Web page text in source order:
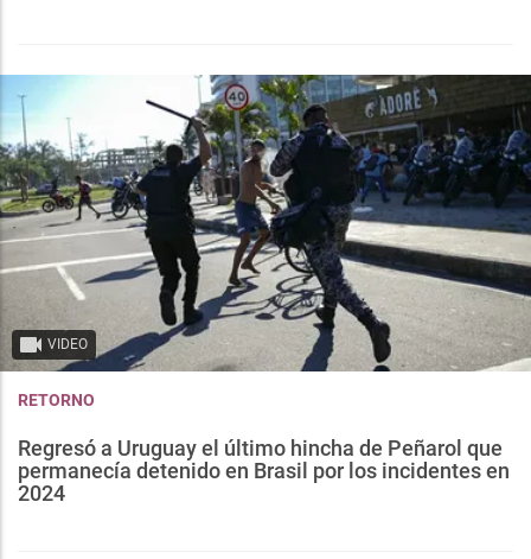
VIDEO
RETORNO
Regresó a Uruguay el último hincha de Peñarol que
permanecía detenido en Brasil por los incidentes en
2024